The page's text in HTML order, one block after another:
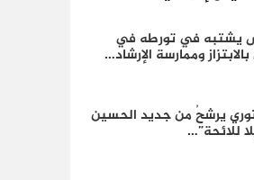
يشتبه في تورطه في
وممارسة الإرشاد…
يرشحُ من جديد الحسين
للائحة”…